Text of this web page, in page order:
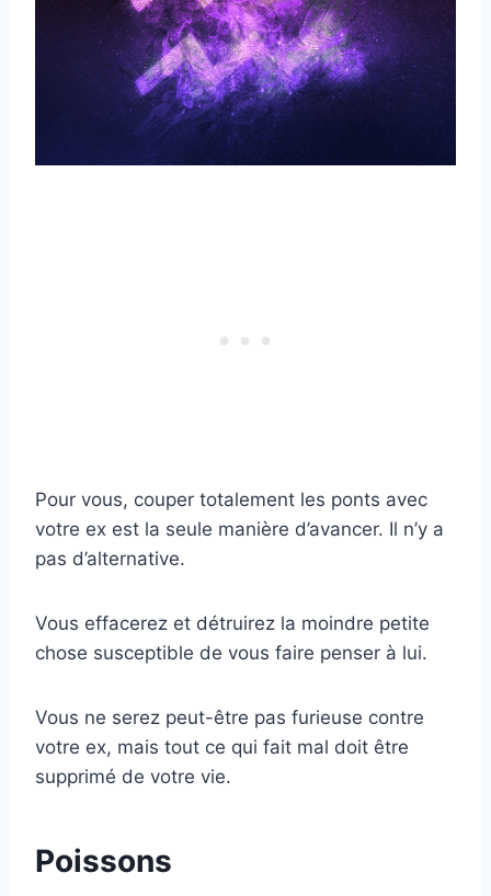
Pour vous, couper totalement les ponts avec
votre ex est la seule manière d’avancer. Il n’y a
pas d’alternative.
Vous effacerez et détruirez la moindre petite
chose susceptible de vous faire penser à lui.
Vous ne serez peut-être pas furieuse contre
votre ex, mais tout ce qui fait mal doit être
supprimé de votre vie.
Poissons